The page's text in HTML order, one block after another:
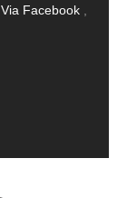
Facebook